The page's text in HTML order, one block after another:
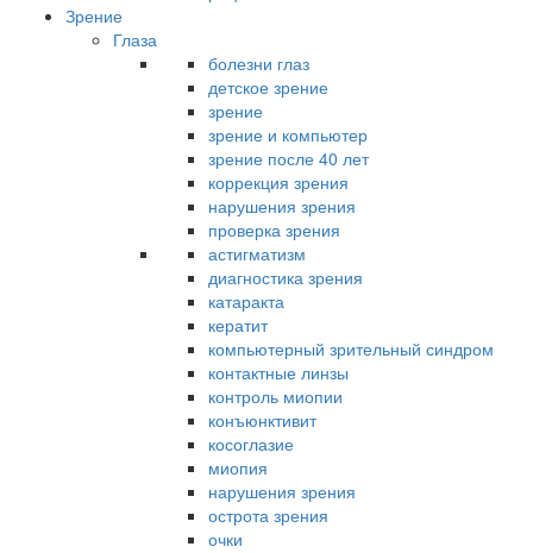
Зрение
Глаза
болезни глаз
детское зрение
зрение
зрение и компьютер
зрение после 40 лет
коррекция зрения
нарушения зрения
проверка зрения
астигматизм
диагностика зрения
катаракта
кератит
компьютерный зрительный синдром
контактные линзы
контроль миопии
конъюнктивит
косоглазие
миопия
нарушения зрения
острота зрения
очки